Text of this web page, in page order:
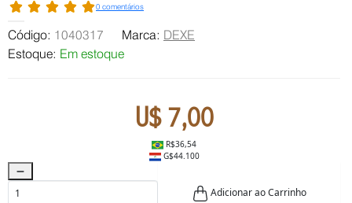
0 comentários
Código: 1040317 Marca: DEXE
Estoque: Em estoque
U$ 7,00
R$36,54
G$44.100
Adicionar ao Carrinho